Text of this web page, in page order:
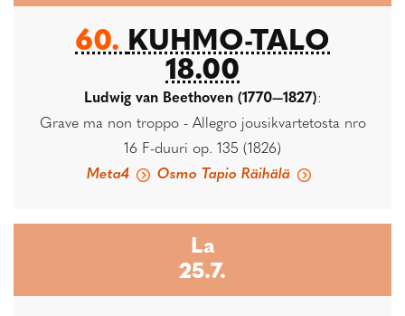
60. KUHMO-TALO
18.00
Ludwig van Beethoven (1770—1827):
Grave ma non troppo - Allegro jousikvartetosta nro
16 F-duuri op. 135 (1826)
Meta4
Osmo Tapio Räihälä
La
25.7.